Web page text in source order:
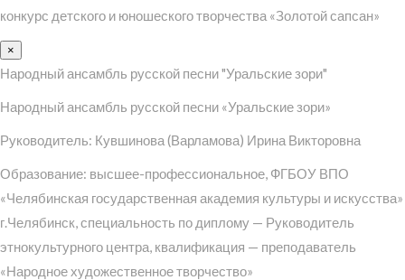
конкурс детского и юношеского творчества «Золотой сапсан»
×
Народный ансамбль русской песни "Уральские зори"
Народный ансамбль русской песни «Уральские зори»
Руководитель: Кувшинова (Варламова) Ирина Викторовна
Образование: высшее-профессиональное, ФГБОУ ВПО
«Челябинская государственная академия культуры и искусства»
г.Челябинск, специальность по диплому — Руководитель
этнокультурного центра, квалификация — преподаватель
«Народное художественное творчество»